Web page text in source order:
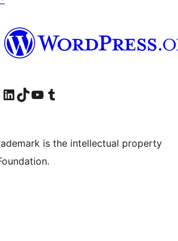
konto
Besøk vår LinkedIn-konto
Visit our TikTok account
Visit our YouTube channel
Visit our Tumblr account
is the intellectual property